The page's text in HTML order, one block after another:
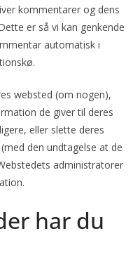
kommentarer og dens
er så vi kan genkende
automatisk i
websted (om nogen),
de giver til deres
eller slette deres
den undtagelse at de
administratorer
har du